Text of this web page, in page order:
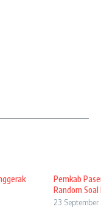
Pemkab
Random Soal
23